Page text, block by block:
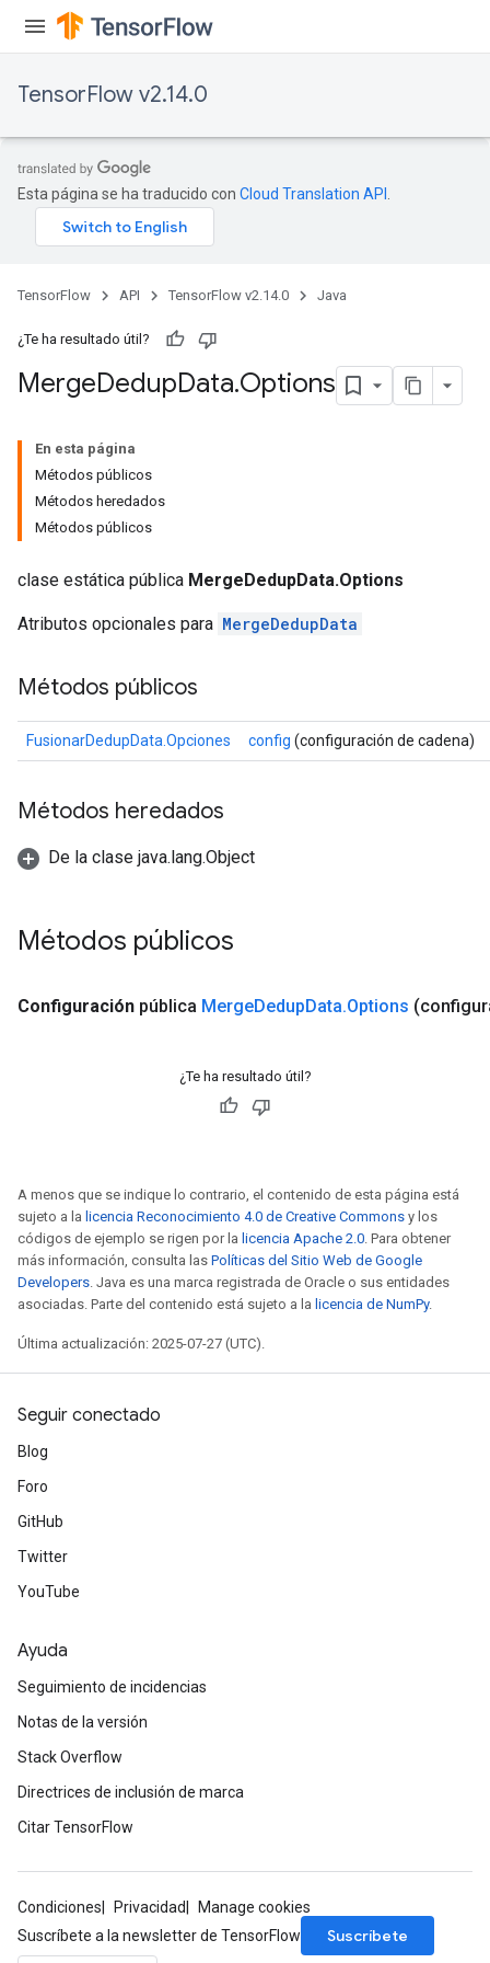
TensorFlow v2.14.0
Esta página se ha traducido con Cloud Translation API
TensorFlow API TensorFlow v2.14.0 Java
¿Te ha resultado útil?
MergeDedupData.Options
En esta página
Métodos públicos
Métodos heredados
Métodos públicos
clase estática pública MergeDedupData.Options
Atributos opcionales para MergeDedupData
Métodos públicos
FusionarDedupData.Opciones config (configuración de cadena)
Métodos heredados
De la clase java.lang.Object
Métodos públicos
Configuración pública MergeDedupData.Options
¿Te ha resultado útil?
A menos que se indique lo contrario, el contenido de esta página está
sujeto a la licencia Reconocimiento 4.0 de Creative Commons y los
códigos de ejemplo se rigen por la licencia Apache 2.0. Para obtener
más información, consulta las Políticas del Sitio Web de Google
Developers. Java es una marca registrada de Oracle o sus entidades
asociadas. Parte del contenido está sujeto a la licencia de NumPy.
Última actualización: 2025-07-27 (UTC).
Seguir conectado
Blog
Foro
GitHub
Twitter
YouTube
Ayuda
Seguimiento de incidencias
Notas de la versión
Stack Overflow
Directrices de inclusión de marca
Citar TensorFlow
Condiciones Privacidad
Manage cookies
Suscríbete a la newsletter de TensorFlow
Suscríbete